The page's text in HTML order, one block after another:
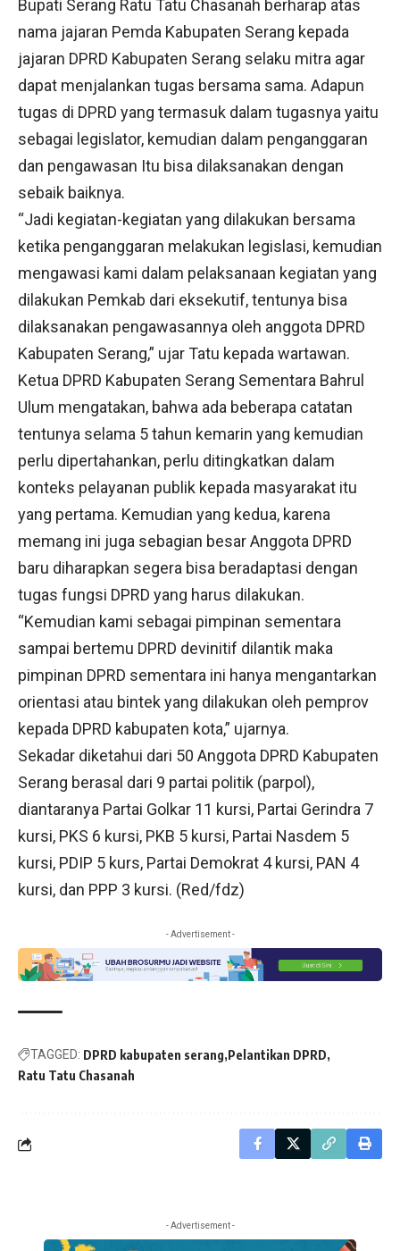
Bupati Serang Ratu Tatu Chasanah berharap atas
nama jajaran Pemda Kabupaten Serang kepada
jajaran DPRD Kabupaten Serang selaku mitra agar
dapat menjalankan tugas bersama sama. Adapun
tugas di DPRD yang termasuk dalam tugasnya yaitu
sebagai legislator, kemudian dalam penganggaran
dan pengawasan Itu bisa dilaksanakan dengan
sebaik baiknya.
“Jadi kegiatan-kegiatan yang dilakukan bersama
ketika penganggaran melakukan legislasi, kemudian
mengawasi kami dalam pelaksanaan kegiatan yang
dilakukan Pemkab dari eksekutif, tentunya bisa
dilaksanakan pengawasannya oleh anggota DPRD
Kabupaten Serang,” ujar Tatu kepada wartawan.
Ketua DPRD Kabupaten Serang Sementara Bahrul
Ulum mengatakan, bahwa ada beberapa catatan
tentunya selama 5 tahun kemarin yang kemudian
perlu dipertahankan, perlu ditingkatkan dalam
konteks pelayanan publik kepada masyarakat itu
yang pertama. Kemudian yang kedua, karena
memang ini juga sebagian besar Anggota DPRD
baru diharapkan segera bisa beradaptasi dengan
tugas fungsi DPRD yang harus dilakukan.
“Kemudian kami sebagai pimpinan sementara
sampai bertemu DPRD devinitif dilantik maka
pimpinan DPRD sementara ini hanya mengantarkan
orientasi atau bintek yang dilakukan oleh pemprov
kepada DPRD kabupaten kota,” ujarnya.
Sekadar diketahui dari 50 Anggota DPRD Kabupaten
Serang berasal dari 9 partai politik (parpol),
diantaranya Partai Golkar 11 kursi, Partai Gerindra 7
kursi, PKS 6 kursi, PKB 5 kursi, Partai Nasdem 5
kursi, PDIP 5 kurs, Partai Demokrat 4 kursi, PAN 4
kursi, dan PPP 3 kursi. (Red/fdz)
- Advertisement -
TAGGED: DPRD kabupaten serang Pelantikan DPRD
Ratu Tatu Chasanah
- Advertisement -